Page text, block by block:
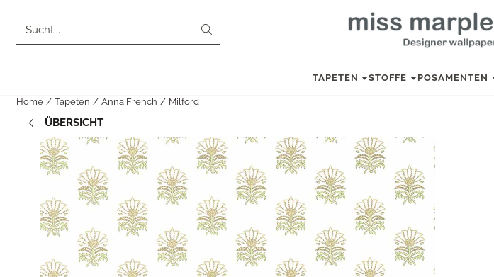
TAPETEN STOFFE POSAMENTEN
Home / Tapeten / Anna French / Milford
ÜBERSICHT